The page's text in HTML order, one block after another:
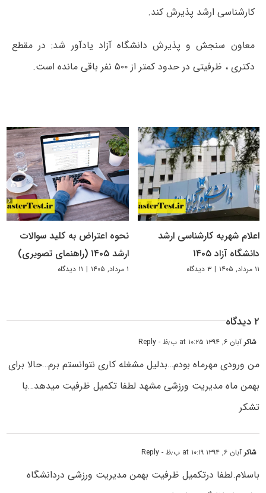
کارشناسی ارشد پذیرش کند.
معاون سنجش و پذیرش دانشگاه آزاد یادآور شد: در مقطع
دکتری ، ظرفیتی در حدود کمتر از ۵۰۰ نفر باقی مانده است.
اعلام شهریه کارشناسی ارشد
دانشگاه آزاد ۱۴۰۵
۱۱ مرداد, ۱۴۰۵ | ۳ دیدگاه
نحوه اعتراض به کلید سوالات
ارشد ۱۴۰۵ (راهنمای تصویری)
۱ مرداد, ۱۴۰۵ | ۱۱ دیدگاه
۲ دیدگاه
شاکرآبان ۶, ۱۳۹۴ at ۱۰:۲۵ ب٫ظ - Reply
من ورودی مهرماه بودم…بدلیل مشغله کاری نتوانستم برم…حالا برای
بهمن ماه مدیریت ورزشی مشهد لطفا تکمیل ظرفیت میدهد…با
تشکر
شاکرآبان ۶, ۱۳۹۴ at ۱۰:۱۹ ب٫ظ - Reply
باسلام.لطفا درتکمیل ظرفیت بهمن مدیریت ورزشی دردانشگاه